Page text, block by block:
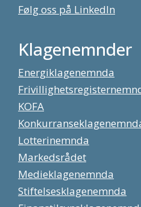
Følg oss på LinkedIn
Klagenemnder
Energiklagenemnda
KOFA
Lotterinemnda
Markedsrådet
Medieklagenemnda
Stiftelsesklagenemnda